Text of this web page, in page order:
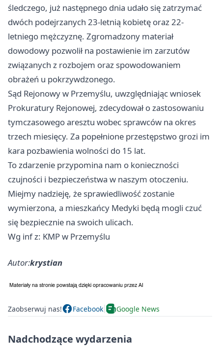
śledczego, już następnego dnia udało się zatrzymać
dwóch podejrzanych 23-letnią kobietę oraz 22-
letniego mężczyznę. Zgromadzony materiał
dowodowy pozwolił na postawienie im zarzutów
związanych z rozbojem oraz spowodowaniem
obrażeń u pokrzywdzonego.
Sąd Rejonowy w Przemyślu, uwzględniając wniosek
Prokuratury Rejonowej, zdecydował o zastosowaniu
tymczasowego aresztu wobec sprawców na okres
trzech miesięcy. Za popełnione przestępstwo grozi im
kara pozbawienia wolności do 15 lat.
To zdarzenie przypomina nam o konieczności
czujności i bezpieczeństwa w naszym otoczeniu.
Miejmy nadzieję, że sprawiedliwość zostanie
wymierzona, a mieszkańcy Medyki będą mogli czuć
się bezpiecznie na swoich ulicach.
Wg inf z: KMP w Przemyślu
Autor:krystian
Zaobserwuj nas! Facebook Google News
Nadchodzące wydarzenia